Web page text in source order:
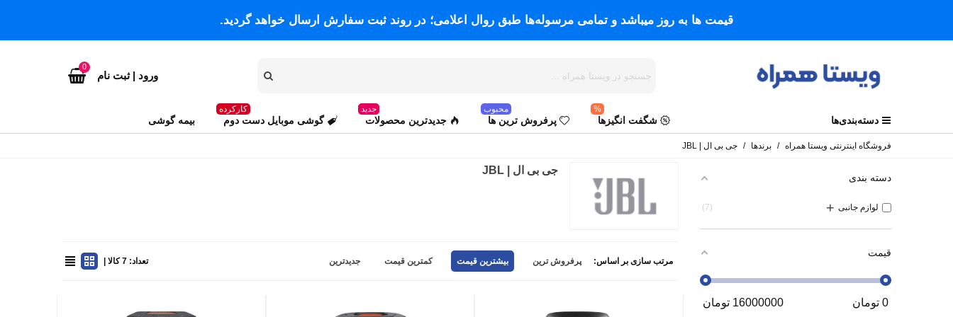
قیمت ها به روز میباشد و تمامی مرسوله‌ها طبق روال اعلامی؛ در روند ثبت سفارش ارسال خواهد گردید.
ورود | ثبت نام
0
دسته‌بندی‌ها شگفت انگیزها
%
پرفروش ترین ها
محبوب
جدیدترین محصولات
جدید
گوشی موبایل دست دوم
کارکرده
بیمه گوشی
فروشگاه اینترنتی ویستا همراه / برندها / جی بی ال | JBL
دسته بندی
لوازم جانبی +
7
قیمت
0 تومان 16000000 تومان
جی بی ال | JBL
مرتب سازی بر اساس: پرفروش ترین بیشترین قیمت کمترین قیمت جدیدترین تعداد: 7 کالا |